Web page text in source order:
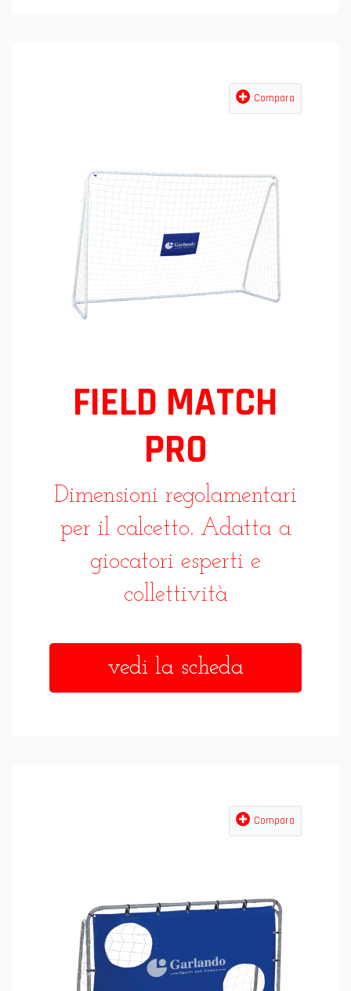
Compara
FIELD MATCH
PRO
Dimensioni regolamentari
per il calcetto. Adatta a
giocatori esperti e
collettività
vedi la scheda
Compara